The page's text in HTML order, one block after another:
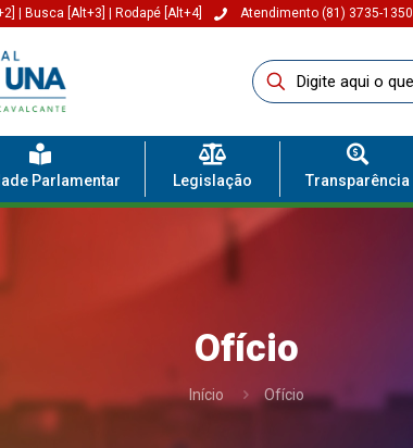
Busca [Alt+3] Rodapé [Alt+4] Atendimento (81) 3735-1350
Parlamentar Legislação Transparência
Ofício
Início Ofício